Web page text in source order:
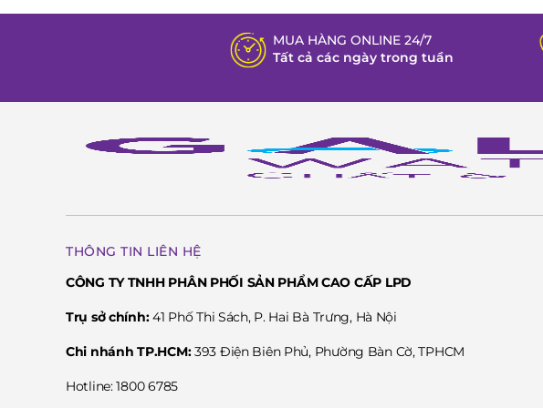
>>> Xem thêm:GIỚI THIỆU LỊCH SỬ THƯƠNG HIỆU ĐỒNG HỒ CERTINA
TOP 5 MẪU ĐỒNG HỒ CERTINA BÁN CHẠY NHẤT THẾ GIỚI
MUA HÀNG ONLINE 24/7
Tất cả các ngày trong tuần
THÔNG TIN LIÊN HỆ
CÔNG TY TNHH PHÂN PHỐI SẢN PHẨM CAO CẤP LPD
Trụ sở chính:41 Phố Thi Sách, P. Hai Bà Trưng, Hà Nội
Chi nhánh TP.HCM:393 Điện Biên Phủ, Phường Bàn Cờ, TPHCM
Hotline: 1800 6785